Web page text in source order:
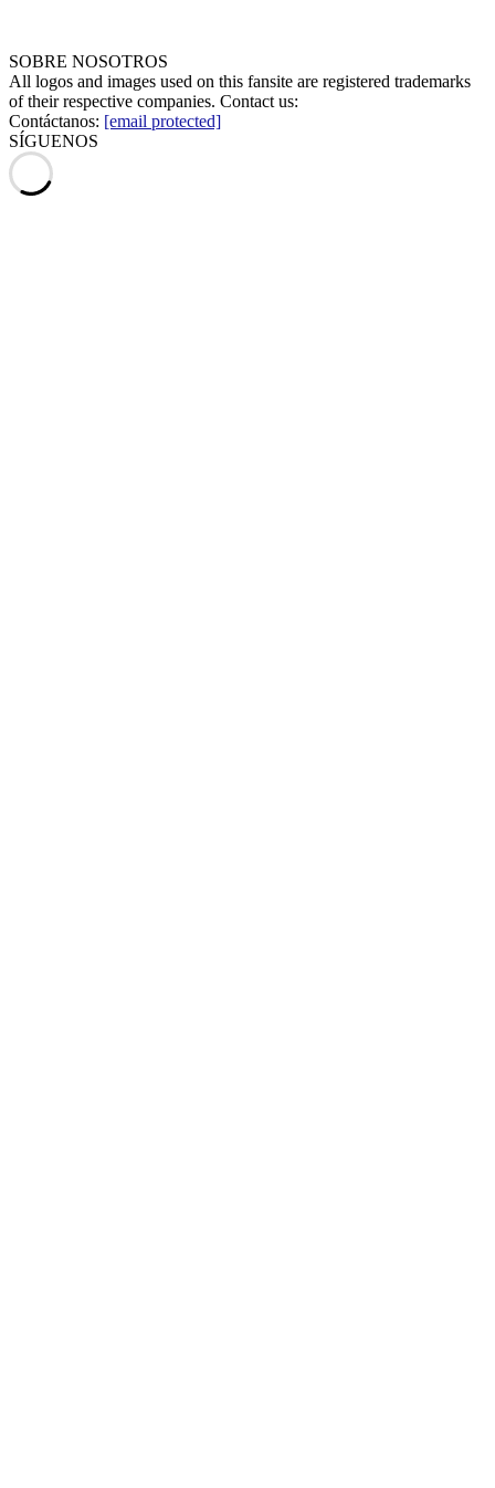
SOBRE NOSOTROS
All logos and images used on this fansite are registered trademarks
of their respective companies. Contact us:
Contáctanos: [email protected]
SÍGUENOS